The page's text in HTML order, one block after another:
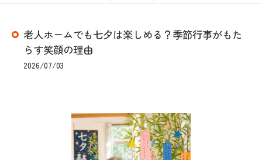
老人ホームでも七夕は楽しめる？季節行事がもた
らす笑顔の理由
2026/07/03